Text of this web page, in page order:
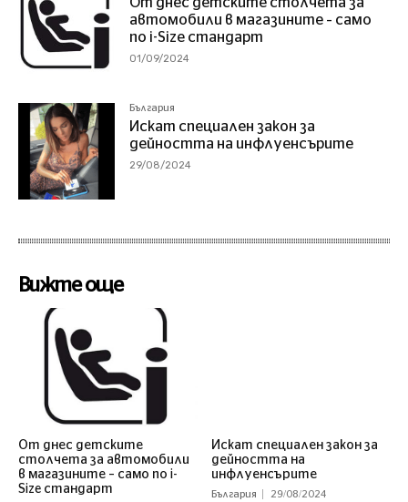
автомобили в магазините – само
по i-Size стандарт
01/09/2024
България
Искат специален закон за
дейността на инфлуенсърите
29/08/2024
Вижте още
От днес детските
столчета за автомобили
в магазините – само по i-
Size стандарт
Искат специален закон за
дейността на
инфлуенсърите
България 29/08/2024